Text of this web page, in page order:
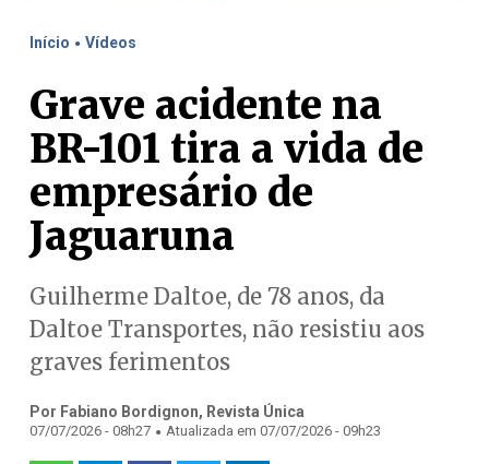
Início . Vídeos
Grave acidente na
BR-101 tira a vida de
empresário de
Jaguaruna
Guilherme Daltoe, de 78 anos, da
Daltoe Transportes, não resistiu aos
graves ferimentos
Por Fabiano Bordignon, Revista Única
07/07/2026 - 08h27 . Atualizada em 07/07/2026 - 09h23